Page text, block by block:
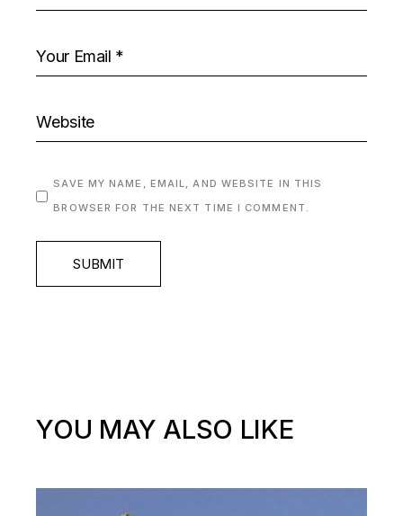
SAVE MY NAME, EMAIL, AND WEBSITE IN THIS
BROWSER FOR THE NEXT TIME I COMMENT.
SUBMIT
YOU MAY ALSO LIKE